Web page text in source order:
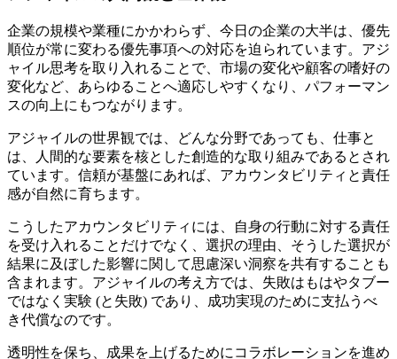
企業の規模や業種にかかわらず、今日の企業の大半は、優先
順位が常に変わる優先事項への対応を迫られています。アジ
ャイル思考を取り入れることで、市場の変化や顧客の嗜好の
変化など、あらゆることへ適応しやすくなり、パフォーマン
スの向上にもつながります。
アジャイルの世界観では、どんな分野であっても、仕事と
は、人間的な要素を核とした創造的な取り組みであるとされ
ています。信頼が基盤にあれば、アカウンタビリティと責任
感が自然に育ちます。
こうしたアカウンタビリティには、自身の行動に対する責任
を受け入れることだけでなく、選択の理由、そうした選択が
結果に及ぼした影響に関して思慮深い洞察を共有することも
含まれます。アジャイルの考え方では、失敗はもはやタブー
ではなく実験 (と失敗) であり、成功実現のために支払うべ
き代償なのです。
透明性を保ち、成果を上げるためにコラボレーションを進め